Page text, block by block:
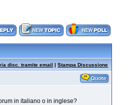
disc. tramite email |Stampa Discussione
in italiano o in inglese?